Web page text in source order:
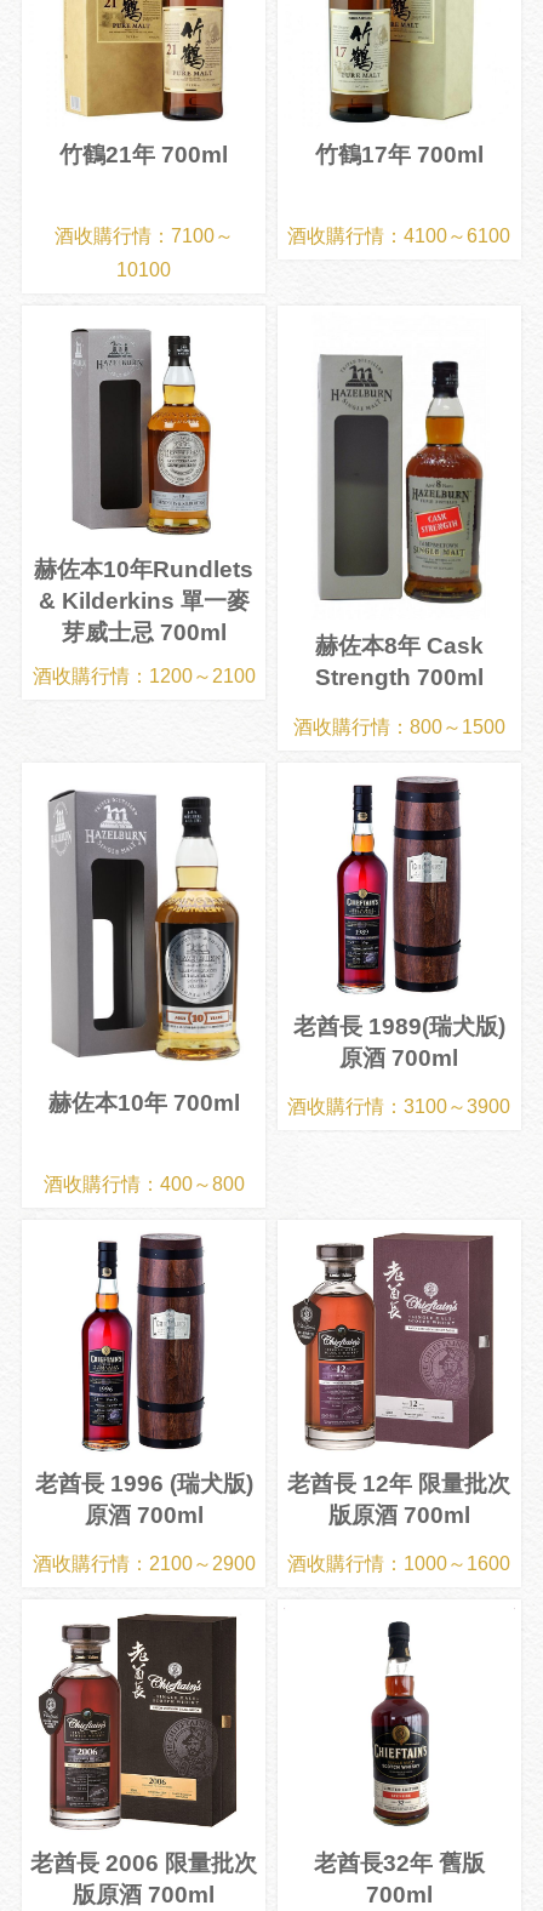
竹鶴21年 700ml
酒收購行情：7100～
10100
竹鶴17年 700ml
酒收購行情：4100～6100
赫佐本10年Rundlets
& Kilderkins 單一麥
芽威士忌 700ml
酒收購行情：1200～2100
赫佐本8年 Cask
Strength 700ml
酒收購行情：800～1500
赫佐本10年 700ml
酒收購行情：400～800
老酋長 1989(瑞犬版)
原酒 700ml
酒收購行情：3100～3900
老酋長 1996 (瑞犬版)
原酒 700ml
酒收購行情：2100～2900
老酋長 12年 限量批次
版原酒 700ml
酒收購行情：1000～1600
老酋長 2006 限量批次
版原酒 700ml
老酋長32年 舊版
700ml